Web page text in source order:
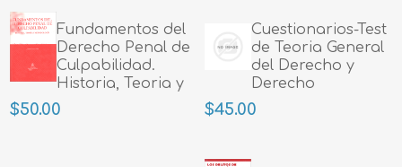
Fundamentos del
Derecho Penal de
Culpabilidad.
Historia, Teoria y
Metodologia
$50.00
Cuestionarios-Test
de Teoria General
del Derecho y
Derecho
Constitucional
$45.00